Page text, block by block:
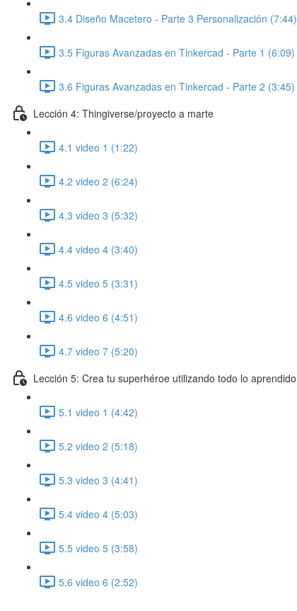
3.4 Diseño Macetero - Parte 3 Personalización (7:44)
3.5 Figuras Avanzadas en Tinkercad - Parte 1 (6:09)
3.6 Figuras Avanzadas en Tinkercad - Parte 2 (3:45)
Lección 4: Thingiverse/proyecto a marte
4.1 video 1 (1:22)
4.2 video 2 (6:24)
4.3 video 3 (5:32)
4.4 video 4 (3:40)
4.5 video 5 (3:31)
4.6 video 6 (4:51)
4.7 video 7 (5:20)
Lección 5: Crea tu superhéroe utilizando todo lo aprendido
5.1 video 1 (4:42)
5.2 video 2 (5:18)
5.3 video 3 (4:41)
5.4 video 4 (5:03)
5.5 video 5 (3:58)
5.6 video 6 (2:52)